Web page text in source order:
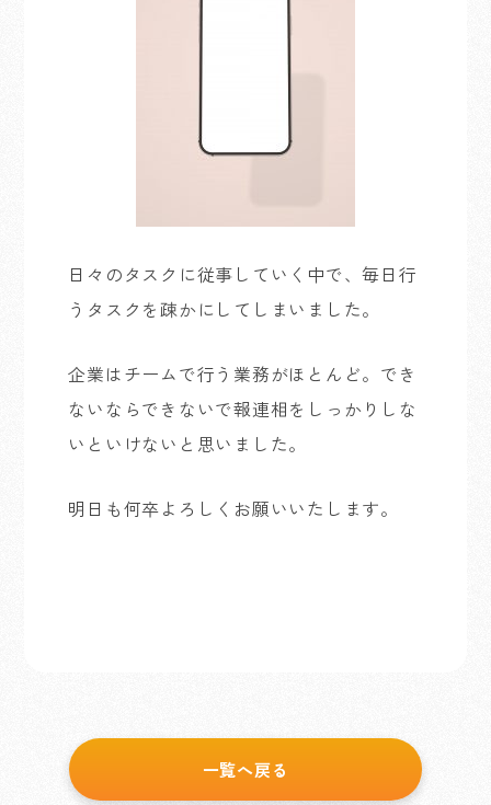
日々のタスクに従事していく中で、毎日行
うタスクを疎かにしてしまいました。
企業はチームで行う業務がほとんど。でき
ないならできないで報連相をしっかりしな
いといけないと思いました。
明日も何卒よろしくお願いいたします。
一覧へ戻る